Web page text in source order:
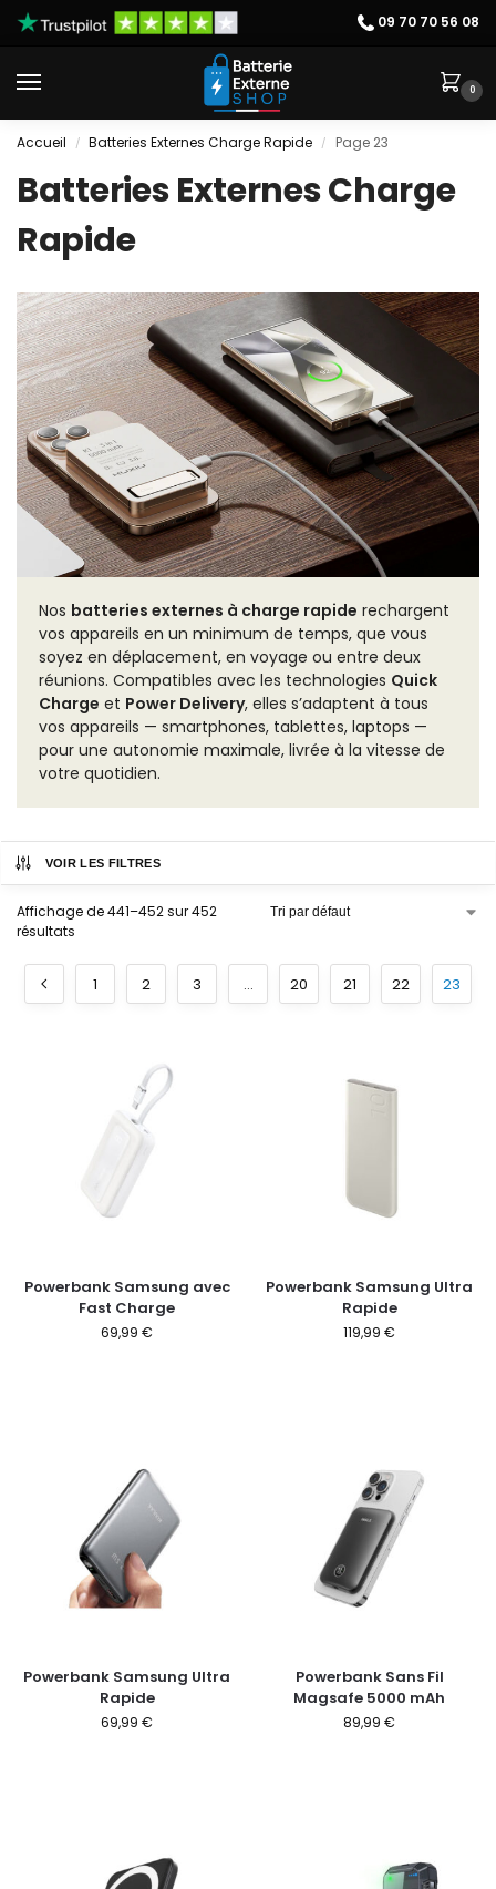
09 70 70 56 08
0
Accueil / Batteries Externes Charge Rapide / Page 23
Batteries Externes Charge
Rapide
Nos batteries externes à charge rapide rechargent
vos appareils en un minimum de temps, que vous
soyez en déplacement, en voyage ou entre deux
réunions. Compatibles avec les technologies Quick
Charge et Power Delivery, elles s’adaptent à tous
vos appareils — smartphones, tablettes, laptops —
pour une autonomie maximale, livrée à la vitesse de
votre quotidien.
VOIR LES FILTRES
Affichage de 441–452 sur 452
résultats
1 2 3 … 20 21 22 23
Powerbank Samsung avec
Fast Charge
69,99 €
Powerbank Samsung Ultra
Rapide
119,99 €
Powerbank Samsung Ultra
Rapide
69,99 €
Powerbank Sans Fil
Magsafe 5000 mAh
89,99 €